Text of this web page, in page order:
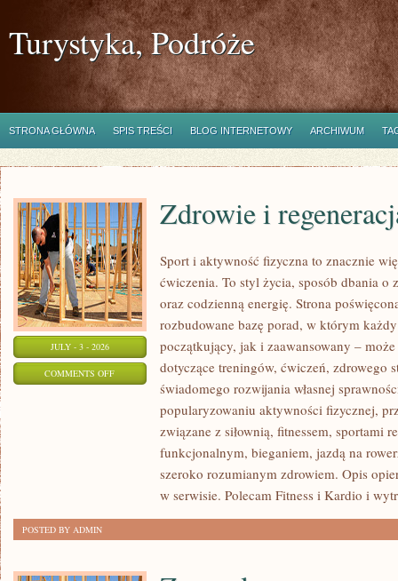
Turystyka, Podróże
STRONA GŁÓWNA SPIS TREŚCI BLOG INTERNETOWY ARCHIWUM
JULY - 3 - 2026
COMMENTS OFFON
REGENERACJA
Zdrowie i
Sport i aktywność fizyczna to znacznie
ćwiczenia. To styl życia, sposób dbania o
oraz codzienną energię. Strona
rozbudowane bazę porad, w którym
początkujący, jak i zaawansowany –
dotyczące treningów, ćwiczeń, zdrowego
świadomego rozwijania własnej
popularyzowaniu aktywności fizycznej,
związane z siłownią, fitnessem, sportami
funkcjonalnym, bieganiem, jazdą na
szeroko rozumianym zdrowiem. Opis
w serwisie. Polecam Fitness i Kardio i
POSTED BY ADMIN